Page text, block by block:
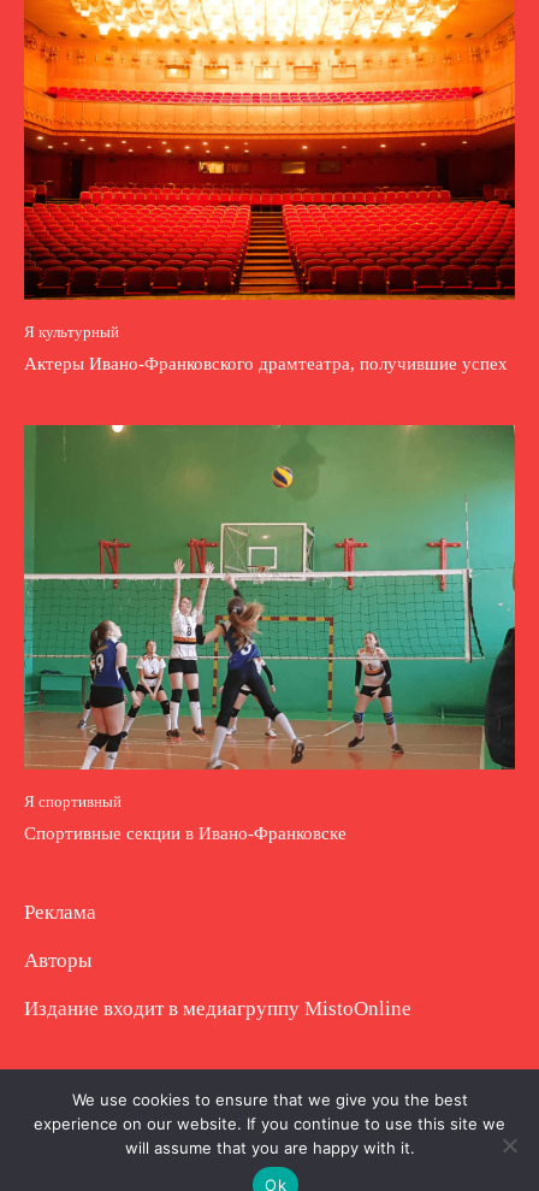
Я культурный
Актеры Ивано-Франковского драмтеатра, получившие успех
Я спортивный
Спортивные секции в Ивано-Франковске
Реклама
Авторы
Издание входит в медиагруппу MistoOnline
Copyright © Полное использование материала
запрещено. Частично разрешено с гиперссылкой.
We use cookies to ensure that we give you the best
experience on our website. If you continue to use this site we
will assume that you are happy with it.
Ok